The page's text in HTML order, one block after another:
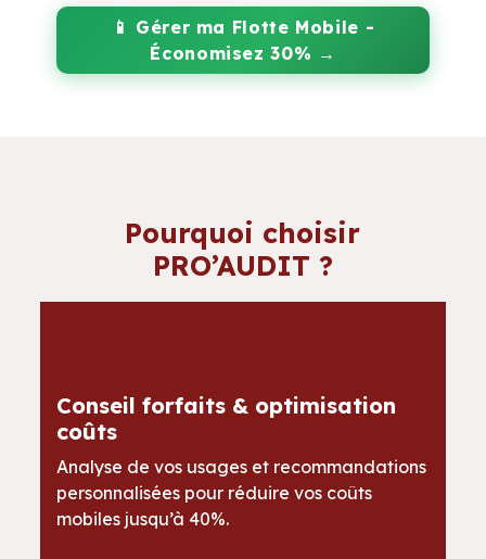
📱 Gérer ma Flotte Mobile -
Économisez 30% →
Pourquoi choisir
PRO’AUDIT ?
Conseil forfaits & optimisation
coûts
Analyse de vos usages et recommandations
personnalisées pour réduire vos coûts
mobiles jusqu’à 40%.